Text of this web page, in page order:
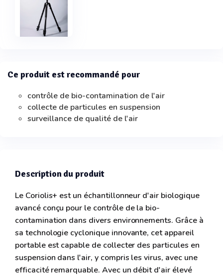
Ce produit est recommandé pour
contrôle de bio-contamination de l'air
collecte de particules en suspension
surveillance de qualité de l'air
Description du produit
Le Coriolis+ est un échantillonneur d'air biologique
avancé conçu pour le contrôle de la bio-
contamination dans divers environnements. Grâce à
sa technologie cyclonique innovante, cet appareil
portable est capable de collecter des particules en
suspension dans l'air, y compris les virus, avec une
efficacité remarquable. Avec un débit d'air élevé